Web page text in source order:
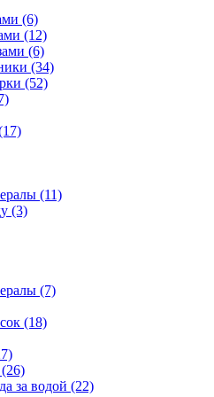
(6)
(12)
(6)
(34)
(52)
(11)
(3)
(7)
(18)
(26)
за водой (22)